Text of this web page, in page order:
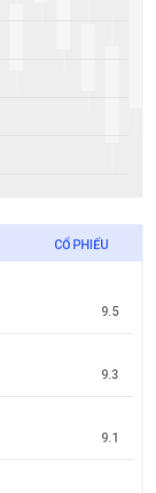
CỔ PHIẾU
9.5
9.3
9.1